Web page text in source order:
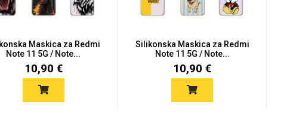
Maskica za Redmi
Note 11 5G / Note...
10,90 €
Silikonska Maskica za Redmi
Note 11 5G / Note...
10,90 €